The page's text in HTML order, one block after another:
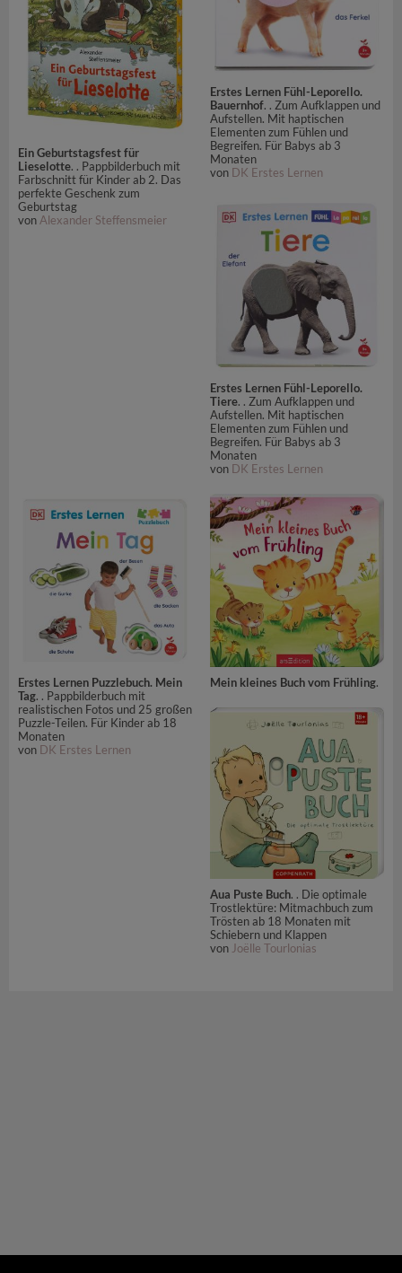
Ein Geburtstagsfest für
Lieselotte. . Pappbilderbuch mit
Farbschnitt für Kinder ab 2. Das
perfekte Geschenk zum
Geburtstag
von Alexander Steffensmeier
Erstes Lernen Fühl-Leporello.
Bauernhof. . Zum Aufklappen und
Aufstellen. Mit haptischen
Elementen zum Fühlen und
Begreifen. Für Babys ab 3
Monaten
von DK Erstes Lernen
Erstes Lernen Fühl-Leporello.
Tiere. . Zum Aufklappen und
Aufstellen. Mit haptischen
Elementen zum Fühlen und
Begreifen. Für Babys ab 3
Monaten
von DK Erstes Lernen
Erstes Lernen Puzzlebuch. Mein
Tag. . Pappbilderbuch mit
realistischen Fotos und 25 großen
Puzzle-Teilen. Für Kinder ab 18
Monaten
von DK Erstes Lernen
Mein kleines Buch vom Frühling.
Aua Puste Buch. . Die optimale
Trostlektüre: Mitmachbuch zum
Trösten ab 18 Monaten mit
Schiebern und Klappen
von Joëlle Tourlonias